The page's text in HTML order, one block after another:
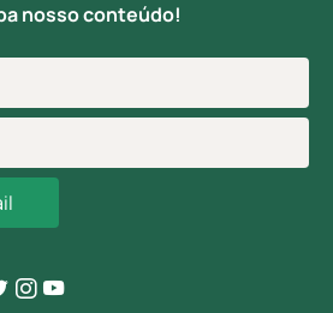
nosso conteúdo!